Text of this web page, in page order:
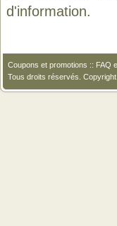
d'information.
Coupons et promotions :: FAQ
Tous droits réservés.